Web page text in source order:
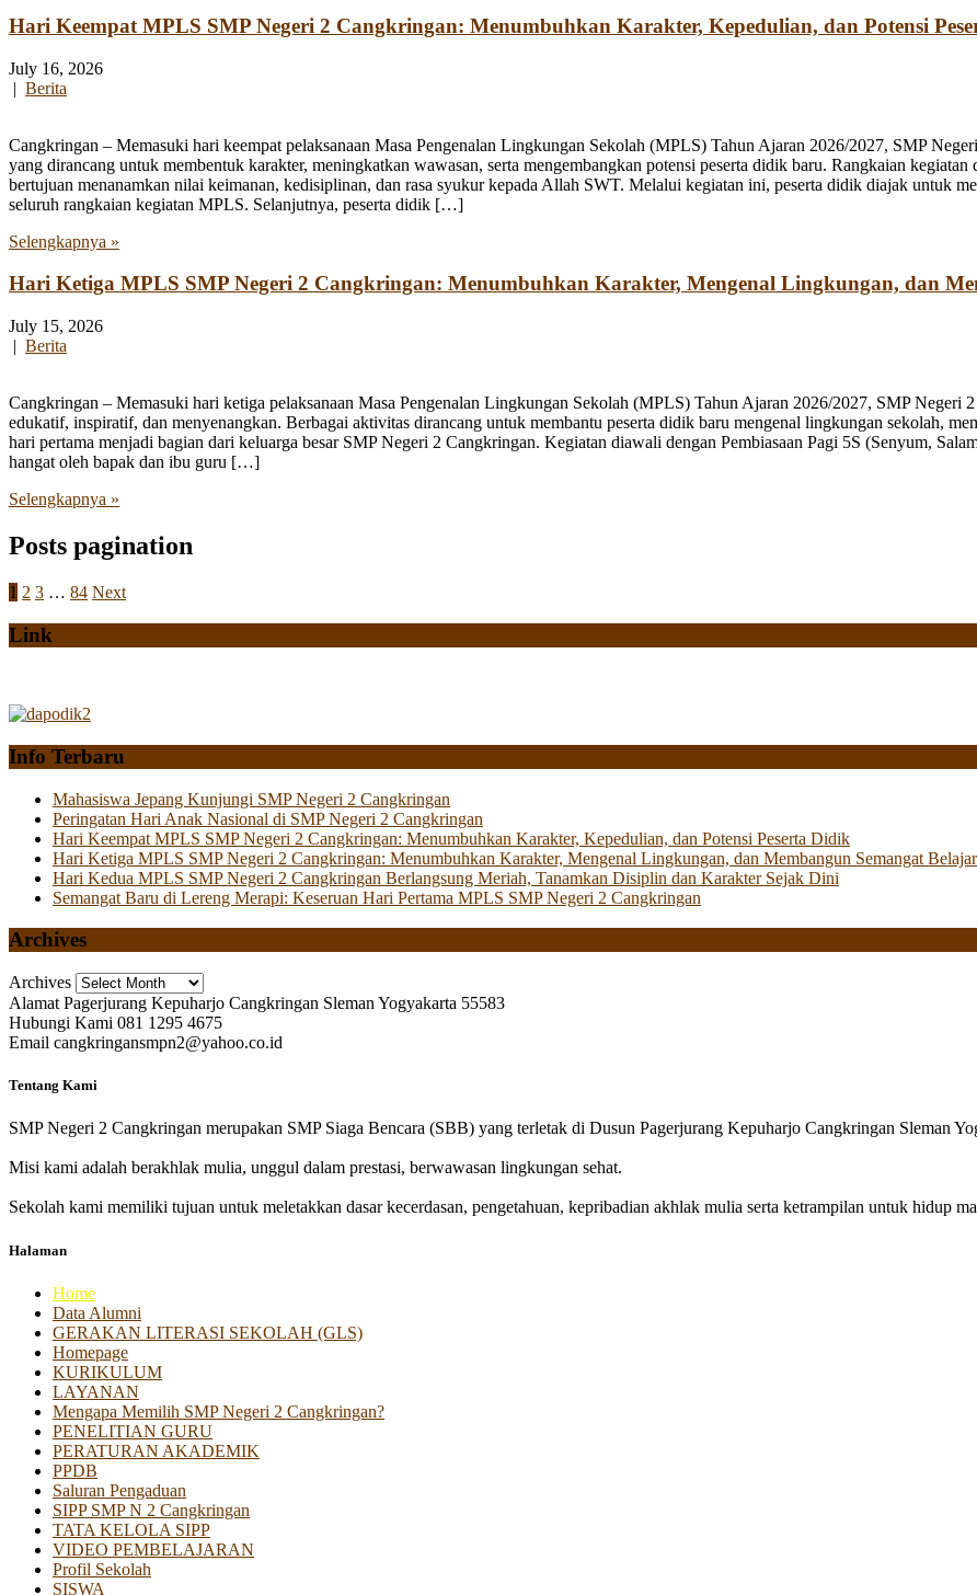
Hari Keempat MPLS SMP Negeri 2 Cangkringan: Menumbuhkan Karakter, Kepedulian, dan Potensi
July 16, 2026
| Berita
Cangkringan – Memasuki hari keempat pelaksanaan Masa Pengenalan Lingkungan Sekolah (MPLS) Tahun Ajaran 2026/2027, SMP
yang dirancang untuk membentuk karakter, meningkatkan wawasan, serta mengembangkan potensi peserta didik baru. Rangkaian
bertujuan menanamkan nilai keimanan, kedisiplinan, dan rasa syukur kepada Allah SWT. Melalui kegiatan ini, peserta didik diajak untuk
seluruh rangkaian kegiatan MPLS. Selanjutnya, peserta didik […]
Selengkapnya »
Hari Ketiga MPLS SMP Negeri 2 Cangkringan: Menumbuhkan Karakter, Mengenal Lingkungan, dan
July 15, 2026
| Berita
Cangkringan – Memasuki hari ketiga pelaksanaan Masa Pengenalan Lingkungan Sekolah (MPLS) Tahun Ajaran 2026/2027, SMP Negeri
edukatif, inspiratif, dan menyenangkan. Berbagai aktivitas dirancang untuk membantu peserta didik baru mengenal lingkungan sekolah,
hari pertama menjadi bagian dari keluarga besar SMP Negeri 2 Cangkringan. Kegiatan diawali dengan Pembiasaan Pagi 5S (Senyum,
hangat oleh bapak dan ibu guru […]
Selengkapnya »
Posts pagination
1 2 3 … 84 Next
Link
Info Terbaru
Mahasiswa Jepang Kunjungi SMP Negeri 2 Cangkringan
Peringatan Hari Anak Nasional di SMP Negeri 2 Cangkringan
Hari Keempat MPLS SMP Negeri 2 Cangkringan: Menumbuhkan Karakter, Kepedulian, dan Potensi Peserta Didik
Hari Ketiga MPLS SMP Negeri 2 Cangkringan: Menumbuhkan Karakter, Mengenal Lingkungan, dan Membangun Semangat Belajar
Hari Kedua MPLS SMP Negeri 2 Cangkringan Berlangsung Meriah, Tanamkan Disiplin dan Karakter Sejak Dini
Semangat Baru di Lereng Merapi: Keseruan Hari Pertama MPLS SMP Negeri 2 Cangkringan
Archives
Archives
Alamat Pagerjurang Kepuharjo Cangkringan Sleman Yogyakarta 55583
Hubungi Kami 081 1295 4675
Email cangkringansmpn2@yahoo.co.id
Tentang Kami
SMP Negeri 2 Cangkringan merupakan SMP Siaga Bencara (SBB) yang terletak di Dusun Pagerjurang Kepuharjo Cangkringan Sleman
Misi kami adalah berakhlak mulia, unggul dalam prestasi, berwawasan lingkungan sehat.
Sekolah kami memiliki tujuan untuk meletakkan dasar kecerdasan, pengetahuan, kepribadian akhlak mulia serta ketrampilan untuk hidup
Halaman
Home
Data Alumni
GERAKAN LITERASI SEKOLAH (GLS)
Homepage
KURIKULUM
LAYANAN
Mengapa Memilih SMP Negeri 2 Cangkringan?
PENELITIAN GURU
PERATURAN AKADEMIK
PPDB
Saluran Pengaduan
SIPP SMP N 2 Cangkringan
TATA KELOLA SIPP
VIDEO PEMBELAJARAN
Profil Sekolah
SISWA